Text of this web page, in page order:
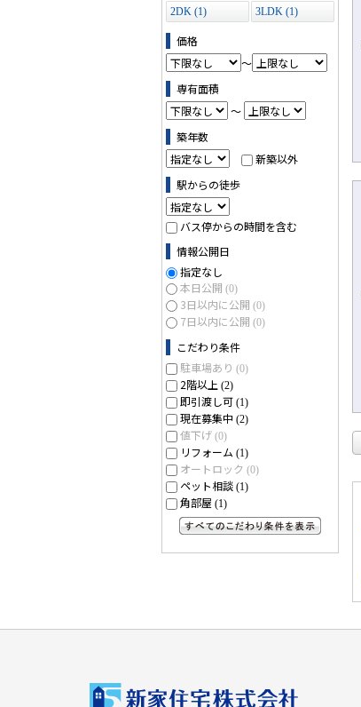
2DK (1) 3LDK (1)
価格
～
専有面積
～
築年数
新築以外
駅からの徒歩
バス停からの時間を含む
情報公開日
指定なし
本日公開 (0)
3日以内に公開 (0)
7日以内に公開 (0)
こだわり条件
駐車場あり (0)
2階以上 (2)
即引渡し可 (1)
現在募集中 (2)
値下げ (0)
リフォーム (1)
オートロック (0)
ペット相談 (1)
角部屋 (1)